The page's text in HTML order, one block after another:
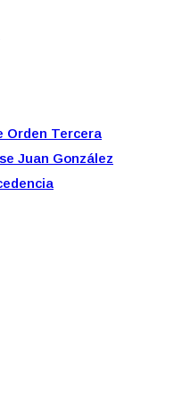
Orden Tercera
Juan González